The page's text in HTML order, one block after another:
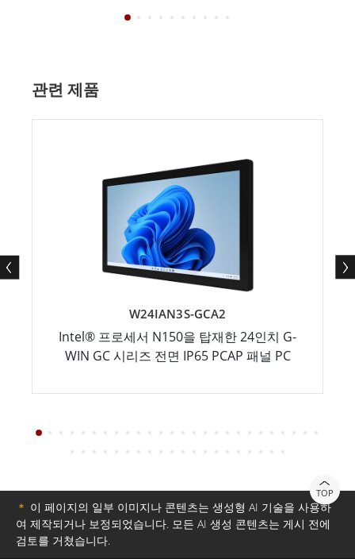
관련 제품
W24IAN3S-GCA2
Intel® 프로세서 N150을 탑재한 24인치 G-
WIN GC 시리즈 전면 IP65 PCAP 패널 PC
TOP
＊ 이 페이지의 일부 이미지나 콘텐츠는 생성형 AI 기술을 사용하
여 제작되거나 보정되었습니다. 모든 AI 생성 콘텐츠는 게시 전에
검토를 거쳤습니다.